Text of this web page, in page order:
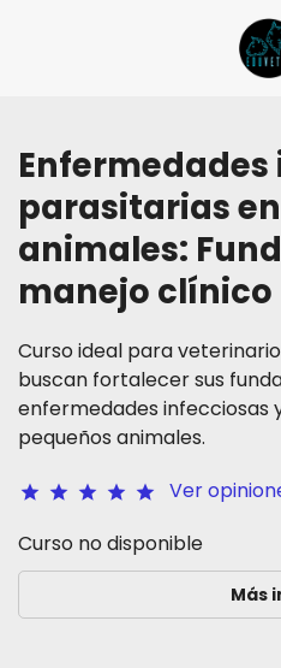
parasitarias
animales:
manejo clínico
Curso ideal para
buscan fortalecer sus
enfermedades infecciosas
pequeños animales.
star star star star star
Ver
Curso no disponible
Más